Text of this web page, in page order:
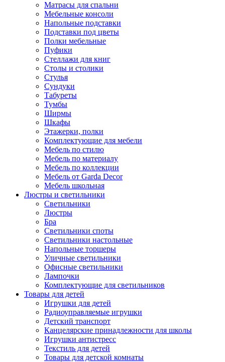
Матрасы для спальни
Мебельные консоли
Напольные подставки
Подставки под цветы
Полки мебельные
Пуфики
Стеллажи для книг
Столы и столики
Стулья
Сундуки
Табуреты
Тумбы
Ширмы
Шкафы
Этажерки, полки
Комплектующие для мебели
Мебель по стилю
Мебель по материалу
Мебель по коллекции
Мебель от Garda Decor
Мебель школьная
Люстры и светильники
Светильники
Люстры
Бра
Светильники споты
Светильники настольные
Напольные торшеры
Уличные светильники
Офисные светильники
Лампочки
Комплектующие для светильников
Товары для детей
Игрушки для детей
Радиоуправляемые игрушки
Детский транспорт
Канцелярские принадлежности для школы
Игрушки антистресс
Текстиль для детей
Товары для детской комнаты